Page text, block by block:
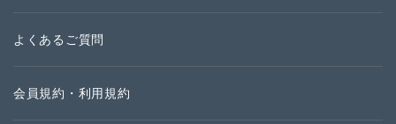
よくあるご質問
会員規約・利用規約